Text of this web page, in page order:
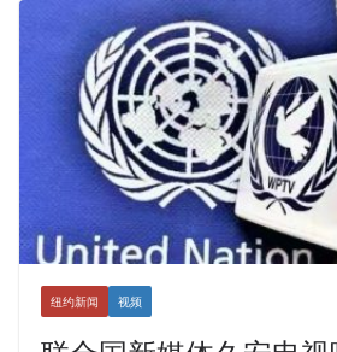
纽约新闻 视频